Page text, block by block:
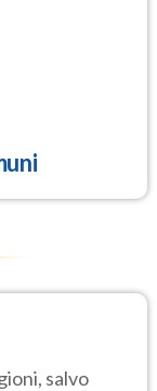
salvo